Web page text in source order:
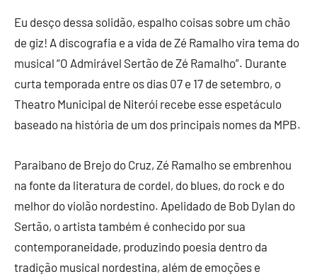
Eu desço dessa solidão, espalho coisas sobre um chão
de giz! A discografia e a vida de Zé Ramalho vira tema do
musical “O Admirável Sertão de Zé Ramalho”. Durante
curta temporada entre os dias 07 e 17 de setembro, o
Theatro Municipal de Niterói recebe esse espetáculo
baseado na história de um dos principais nomes da MPB.
Paraibano de Brejo do Cruz, Zé Ramalho se embrenhou
na fonte da literatura de cordel, do blues, do rock e do
melhor do violão nordestino. Apelidado de Bob Dylan do
Sertão, o artista também é conhecido por sua
contemporaneidade, produzindo poesia dentro da
tradição musical nordestina, além de emoções e